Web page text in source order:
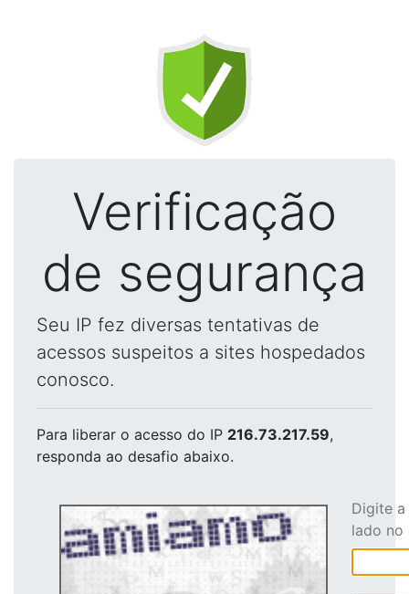
Verificação
de segurança
Seu IP fez diversas tentativas de
acessos suspeitos a sites hospedados
conosco.
Para liberar o acesso do IP 216.73.217.59,
responda ao desafio abaixo.
Digite
lado no